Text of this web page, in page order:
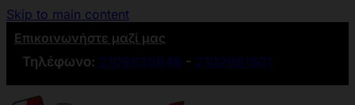
Skip to main content
Επικοινωνήστε μαζί μας
Τηλέφωνο: 2109836846 - 2109881501